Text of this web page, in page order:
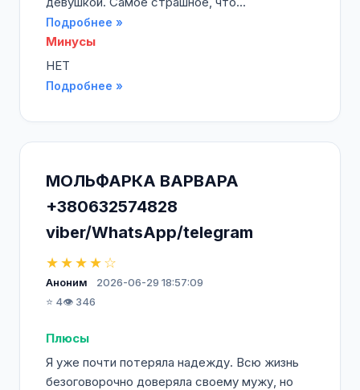
Подробнее »
Минусы
НЕТ
Подробнее »
МОЛЬФАРКА ВАРВАРА
+380632574828
viber/WhatsApp/telegram
★★★★☆
Аноним
2026-06-29 18:57:09
⭐ 4👁️ 346
Плюсы
Я уже почти потеряла надежду. Всю жизнь
безоговорочно доверяла своему мужу, но